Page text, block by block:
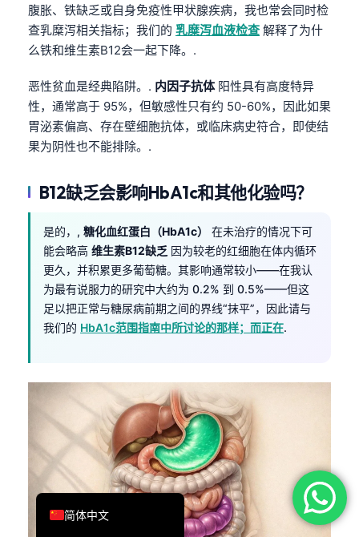
腹胀、铁缺乏或自身免疫性甲状腺疾病，我也常会同时检
查乳糜泻相关指标；我们的 乳糜泻血液检查 解释了为什
么铁和维生素B12会一起下降。.
恶性贫血是经典陷阱。. 内因子抗体阳性具有高度特异
性，通常高于 95%，但敏感性只有约 50-60%，因此如果
胃泌素偏高、存在壁细胞抗体，或临床病史符合，即使结
果为阴性也不能排除。.
B12缺乏会影响HbA1c和其他化验吗？
是的，, 糖化血红蛋白（HbA1c）
在未治疗的情况下可
能会略高 维生素B12缺乏 因为较老的红细胞在体内循环
更久，并积累更多葡萄糖。其影响通常较小——在我认
为最有说服力的研究中大约为 0.2% 到 0.5%——但这
足以把正常与糖尿病前期之间的界线“抹平”，因此请与
我们的 HbA1c范围指南中所讨论的那样；而正在.
简体中文
English
Deutsch
العربية
Français
עִבְרִית
Español
Português
Ελληνικά
Türkçe
Română
فارسی
Dansk
Nederlands
हिन्दी
Հայերեն
Íslenska